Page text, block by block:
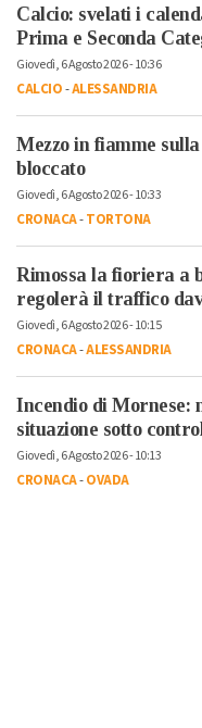
Calcio: svelati i
Prima e Seconda
Giovedì, 6 Agosto 2026 - 10:36
CALCIO-ALESSANDRIA
Mezzo in fiamme
bloccato
Giovedì, 6 Agosto 2026 - 10:33
CRONACA-TORTONA
Rimossa la fioriera a
regolerà il traffico
Giovedì, 6 Agosto 2026 - 10:15
CRONACA-ALESSANDRIA
Incendio di Mornese:
situazione sotto
Giovedì, 6 Agosto 2026 - 10:13
CRONACA-OVADA